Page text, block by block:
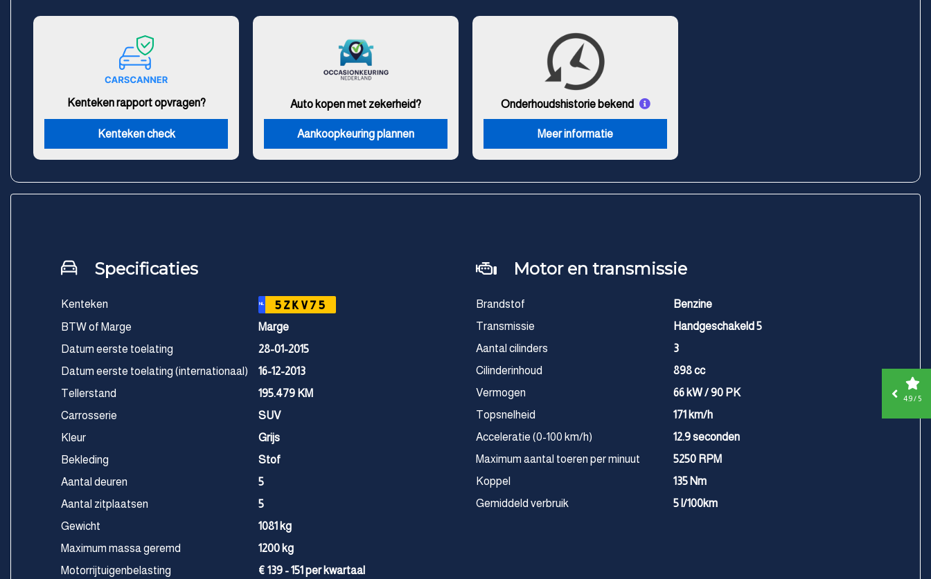
Kenteken rapport opvragen?
Kenteken check
Auto kopen met zekerheid?
Aankoopkeuring plannen
Onderhoudshistorie bekend
Meer informatie
Specificaties
Kenteken NL 5ZKV75
BTW of Marge
Marge
Datum eerste toelating
28-01-2015
Datum eerste toelating (internationaal)
16-12-2013
Tellerstand
195.479 KM
Carrosserie
SUV
Kleur
Grijs
Bekleding
Stof
Aantal deuren
5
Aantal zitplaatsen
5
Gewicht
1081 kg
Maximum massa geremd
1200 kg
Motorrijtuigenbelasting
€ 139 - 151 per kwartaal
Motor en transmissie
Brandstof
Benzine
Transmissie
Handgeschakeld 5
Aantal cilinders
3
Cilinderinhoud
898 cc
Vermogen
66 kW / 90 PK
Topsnelheid
171 km/h
Acceleratie (0-100 km/h)
12.9 seconden
Maximum aantal toeren per minuut
5250 RPM
Koppel
135 Nm
Gemiddeld verbruik
5 l/100km
4.9 / 5